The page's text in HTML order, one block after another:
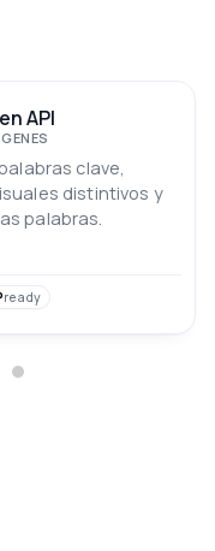
API
clave,
distintivos y
palabras.
ready